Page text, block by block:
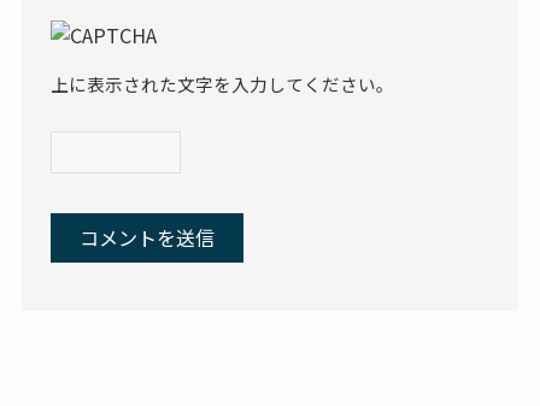
上に表示された文字を入力してください。